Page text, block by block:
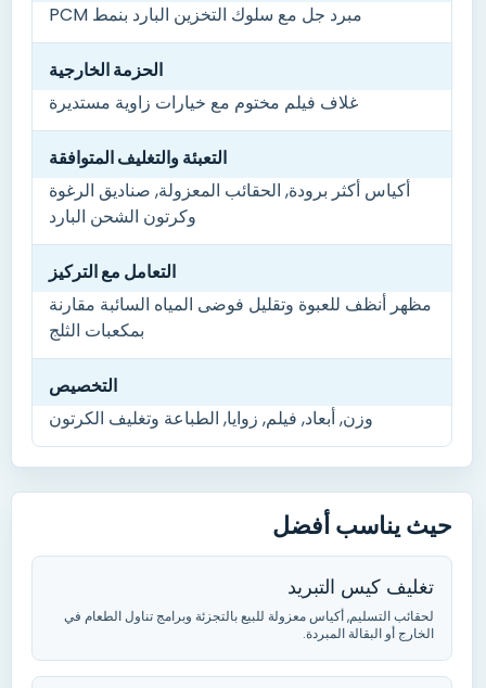
مبرد جل مع سلوك التخزين البارد بنمط PCM
الحزمة الخارجية
غلاف فيلم مختوم مع خيارات زاوية مستديرة
التعبئة والتغليف المتوافقة
أكياس أكثر برودة, الحقائب المعزولة, صناديق الرغوة
وكرتون الشحن البارد
التعامل مع التركيز
مظهر أنظف للعبوة وتقليل فوضى المياه السائبة مقارنة
بمكعبات الثلج
التخصيص
وزن, أبعاد, فيلم, زوايا, الطباعة وتغليف الكرتون
حيث يناسب أفضل
تغليف كيس التبريد
لحقائب التسليم, أكياس معزولة للبيع بالتجزئة وبرامج تناول الطعام في
الخارج أو البقالة المبردة.